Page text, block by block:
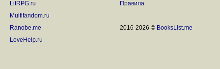
LitRPG.ru
Multifandom.ru
Ranobe.me
LoveHelp.ru
Правила
2016-2026 © BooksList.me